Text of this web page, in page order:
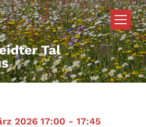
Tal
2026 17:00 - 17:45